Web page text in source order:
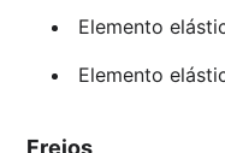
Elemento
Elemento
Freios